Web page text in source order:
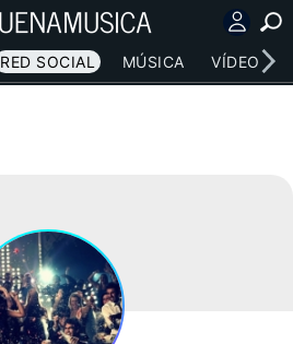
RED SOCIAL MÚSICA VÍDEOS